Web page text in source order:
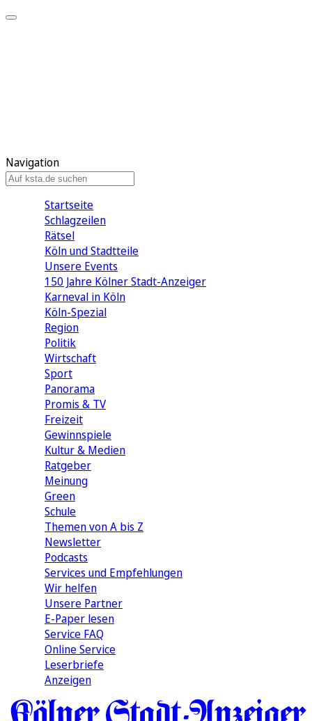
Navigation
Startseite
Schlagzeilen
Rätsel
Köln und Stadtteile
Unsere Events
150 Jahre Kölner Stadt-Anzeiger
Karneval in Köln
Köln-Spezial
Region
Politik
Wirtschaft
Sport
Panorama
Promis & TV
Freizeit
Gewinnspiele
Kultur & Medien
Ratgeber
Meinung
Green
Schule
Themen von A bis Z
Newsletter
Podcasts
Services und Empfehlungen
Wir helfen
Unsere Partner
E-Paper lesen
Service FAQ
Online Service
Leserbriefe
Anzeigen